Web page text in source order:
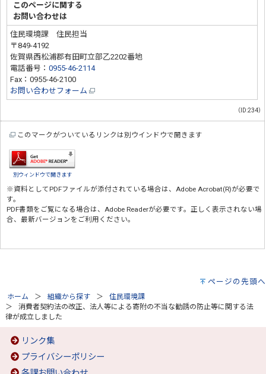
このページに関する
お問い合わせは
住民環境課 住民担当
〒849-4192
佐賀県西松浦郡有田町立部乙2202番地
電話番号：0955-46-2114
Fax：0955-46-2100
お問い合わせフォーム
（ID:234）
このマークがついているリンクは別ウインドウで開きます
別ウィンドウで開きます
※資料としてPDFファイルが添付されている場合は、 Adobe Acrobat(R)が必要で
す。
PDF書類をご覧になる場合は、 Adobe Readerが必要です。正しく表示されない場
合、最新バージョンをご利用ください。
ページの先頭へ
ホーム 組織から探す
住民環境課
消費者契約法の改正、法人等による寄附の不当な勧誘の防止等に関する法
律が成立しました
リンク集
プライバシーポリシー